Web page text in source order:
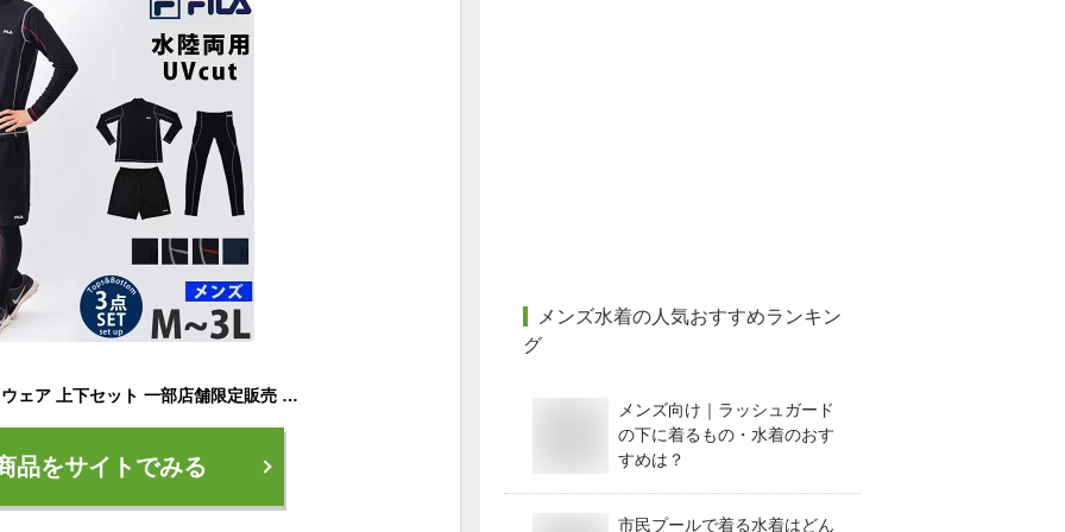
FILA フィラ スポーツウェア 上下セット 一部店舗限定販売 オリジナル ラッシュガード付き メンズ フィットネス水着 水着 3点セット 10分丈 レギンス 大きいサイズ サーフパンツ 長袖 コンプレッション M L LL 3L 420919A 送料無料 着後レビューでクーポンGET
品をサイトでみる
メンズ水着の人気おすすめランキン
グ
メンズ向け｜ラッシュガード
の下に着るもの・水着のおす
すめは？
市民プールで着る水着はどん